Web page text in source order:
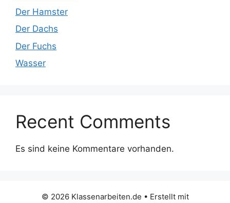
Der Hamster
Der Dachs
Der Fuchs
Wasser
Recent Comments
Es sind keine Kommentare vorhanden.
© 2026 Klassenarbeiten.de • Erstellt mit